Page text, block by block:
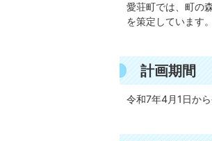
愛荘町では、町の
を策定しています。
計画期間
令和7年4月1日か